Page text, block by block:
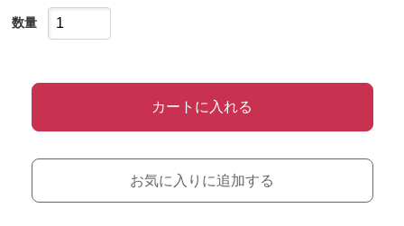
数量
カートに入れる
お気に入りに追加する